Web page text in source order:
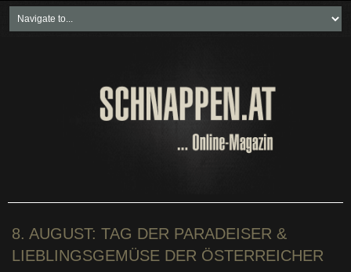
Neueste Beiträge
Soziales & Projekte
8. AUGUST: TAG DER PARADEISER &
LIEBLINGSGEMÜSE DER ÖSTERREICHER